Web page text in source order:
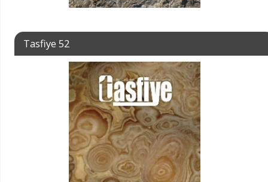
Tasfiye 52